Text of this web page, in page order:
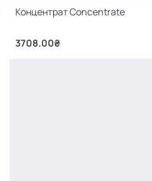
Концентрат Concentrate
3708.00₴